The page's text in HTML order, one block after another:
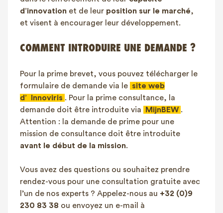
d’innovation et de leur position sur le marché,
et visent à encourager leur développement.
COMMENT INTRODUIRE UNE DEMANDE ?
Pour la prime brevet, vous pouvez télécharger le
formulaire de demande via le site web
d’
Innoviris . Pour la prime consultance, la
demande doit être introduite via
MijnBEW .
Attention : la demande de prime pour une
mission de consultance doit être introduite
avant le début de la mission.
Vous avez des questions ou souhaitez prendre
rendez-vous pour une consultation gratuite avec
l’un de nos experts ? Appelez-nous au +32 (0)9
230 83 38 ou envoyez un e-mail à